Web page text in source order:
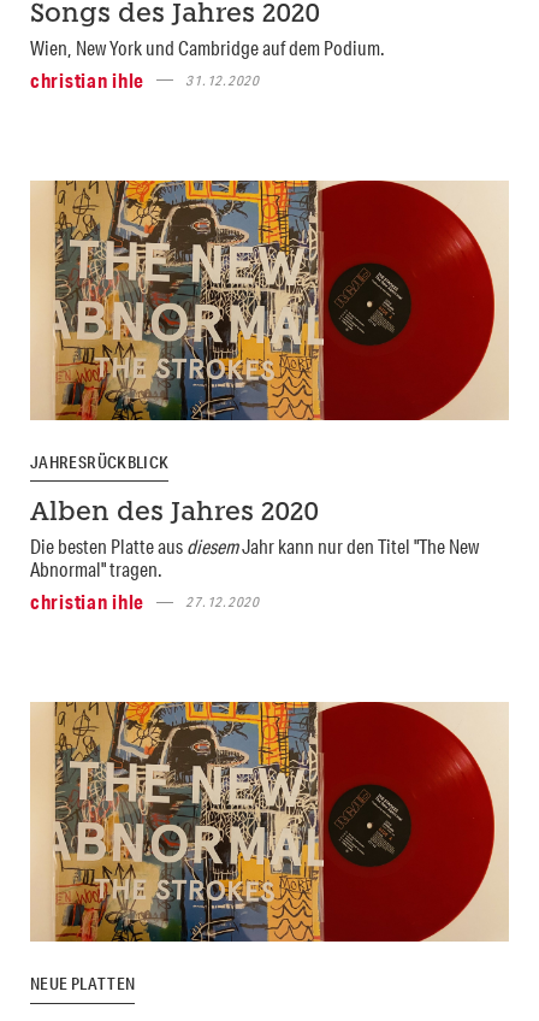
Songs des Jahres 2020
Wien, New York und Cambridge auf dem Podium.
christian ihle
31.12.2020
JAHRESRÜCKBLICK
Alben des Jahres 2020
Die besten Platte ausdiesemJahr kann nur den Titel "The New
Abnormal" tragen.
christian ihle
27.12.2020
NEUE PLATTEN